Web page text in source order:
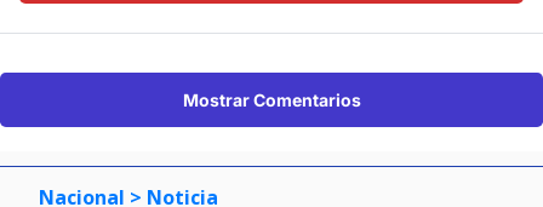
Mostrar Comentarios
Nacional > Noticia